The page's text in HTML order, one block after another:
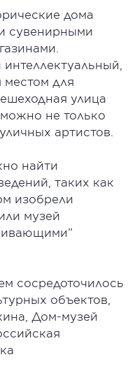
дома
сувенирными
местом для
улица
не только
артистов.
найти
таких как
изобрели
музей
сосредоточилось
объектов,
Дом-музей